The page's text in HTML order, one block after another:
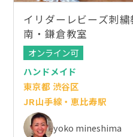
イリダーレビーズ刺
南・鎌倉教室
オンライン可
ハンドメイド
東京都 渋谷区
JR山手線・恵比寿駅
yoko mineshima